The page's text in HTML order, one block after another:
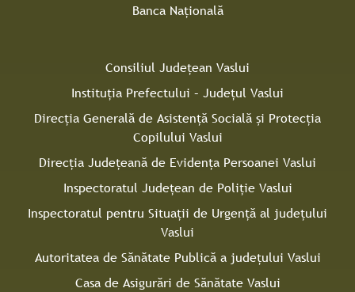
Banca Națională
Consiliul Judeţean Vaslui
Instituţia Prefectului – Judeţul Vaslui
Direcţia Generală de Asistenţă Socială şi Protecţia
Copilului Vaslui
Direcţia Judeţeană de Evidenţa Persoanei Vaslui
Inspectoratul Judeţean de Poliţie Vaslui
Inspectoratul pentru Situaţii de Urgenţă al judeţului
Vaslui
Autoritatea de Sănătate Publică a judeţului Vaslui
Casa de Asigurări de Sănătate Vaslui